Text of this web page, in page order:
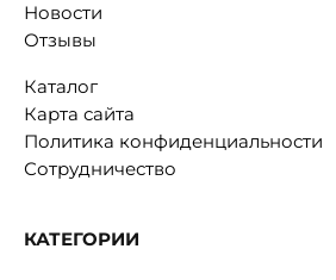
Новости
Отзывы
Каталог
Карта сайта
Политика конфиденциальности
Сотрудничество
КАТЕГОРИИ